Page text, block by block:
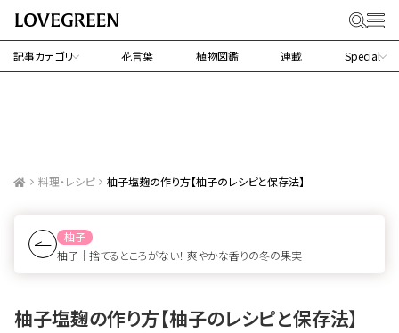
記事カテゴリ 花言葉 植物図鑑 連載 Special
料理・レシピ 柚子塩麹の作り方【柚子のレシピと保存法】
柚子
柚子｜捨てるところがない！ 爽やかな香りの冬の果実
柚子塩麹の作り方【柚子のレシピと保存法】